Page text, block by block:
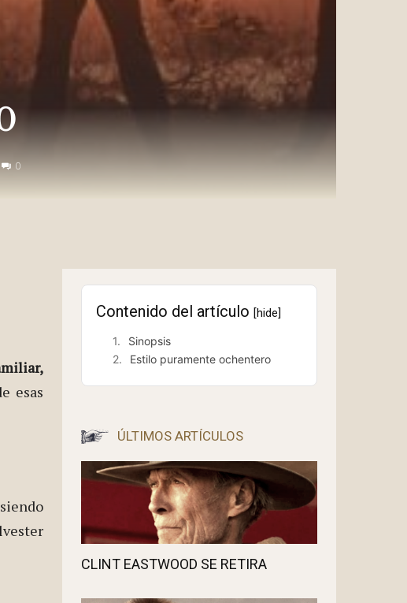
0
esas
Contenido del artículo [hide]
Sinopsis
Estilo puramente ochentero
ÚLTIMOS ARTÍCULOS
CLINT EASTWOOD SE RETIRA